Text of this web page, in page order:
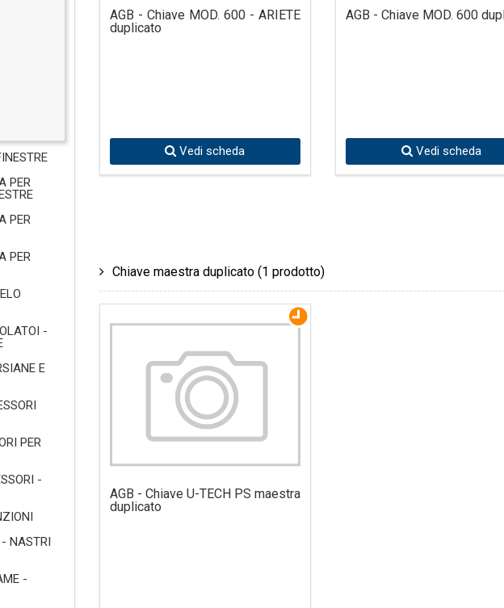
PER
PER
PER
-
E
PER
-
NASTRI
-
AGB - Chiave MOD. 600 - ARIETE
duplicato
Vedi scheda
AGB - Chiave MOD. 600
Vedi scheda
Chiave maestra duplicato(1 prodotto)
AGB - Chiave U-TECH PS maestra
duplicato